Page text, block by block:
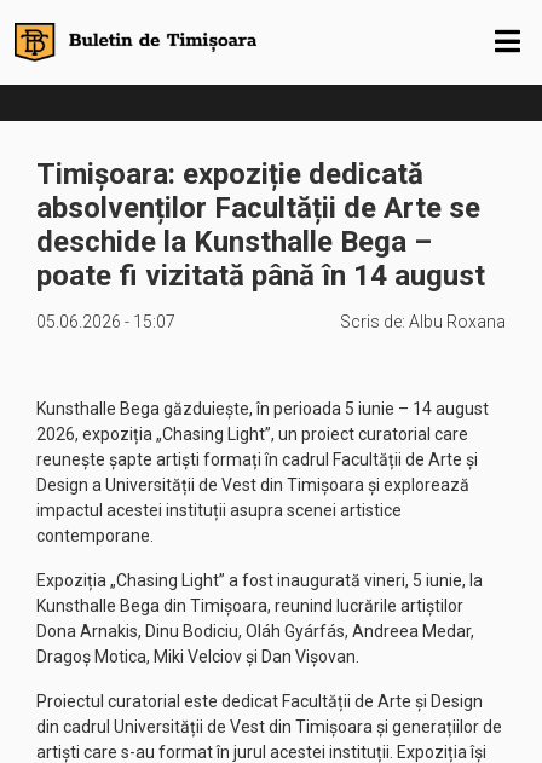
Timișoara: expoziție dedicată
absolvenților Facultății de Arte se
deschide la Kunsthalle Bega –
poate fi vizitată până în 14 august
05.06.2026 - 15:07 Scris de: Albu Roxana
Kunsthalle Bega găzduiește, în perioada 5 iunie – 14 august
2026, expoziția „Chasing Light”, un proiect curatorial care
reunește șapte artiști formați în cadrul Facultății de Arte și
Design a Universității de Vest din Timișoara și explorează
impactul acestei instituții asupra scenei artistice
contemporane.
Expoziția „Chasing Light” a fost inaugurată vineri, 5 iunie, la
Kunsthalle Bega din Timișoara, reunind lucrările artiștilor
Dona Arnakis, Dinu Bodiciu, Oláh Gyárfás, Andreea Medar,
Dragoș Motica, Miki Velciov și Dan Vișovan.
Proiectul curatorial este dedicat Facultății de Arte și Design
din cadrul Universității de Vest din Timișoara și generațiilor de
artiști care s-au format în jurul acestei instituții. Expoziția își